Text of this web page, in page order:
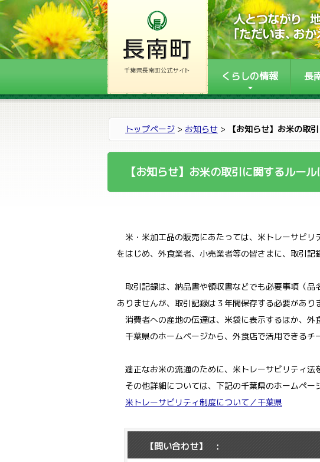
くらしの情報 長
トップページ > お知らせ > 【お知らせ】お米の取
【お知らせ】お米の取引に関するルー
米・米加工品の販売にあたっては、米トレーサビリ
をはじめ、外食業者、小売業者等の皆さまに、取引記
取引記録は、納品書や領収書などでも必要事項（品
ありませんが、取引記録は３年間保存する必要があり
消費者への産地の伝達は、米袋に表示するほか、外
千葉県のホームページから、外食店で活用できるチ
適正なお米の流通のために、米トレーサビリティ法
その他詳細については、下記の千葉県のホームペー
米トレーサビリティ制度について／千葉県
【問い合わせ】 :